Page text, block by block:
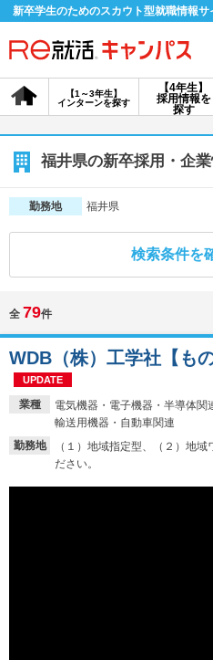
新卒学生のためのスカウト型就職情報サ
【4年生】
採用情報を
探す
【1～3年生】
インターンを探す
会員登録
探す
【4年
イベントを探す スカ
就活支援
就活ノウハウが満載！
福井県の新卒採用・企
勤務地 福井県
検索条件を
全 79件
業種
電気機器・電子機器・半導体関
輸送用機器・自動車関連
勤務地
（１）地域指定型、（２）地
ださい。
WDB（株）工学社【も
UPDATE